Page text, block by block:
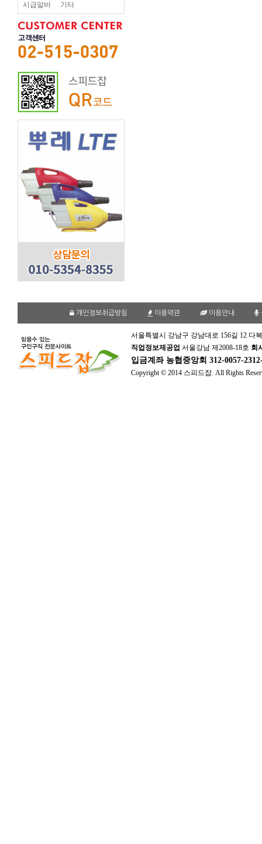
시급알바 기타
개인정보취급방침 이용약관 이용안내
서울특별시 강남구 강남대로 156길 12 다
직업정보제공업 서울강남 제2008-18호 회
입금계좌 농협중앙회 312-0057-
Copyright © 2014 스피드잡. All Rights